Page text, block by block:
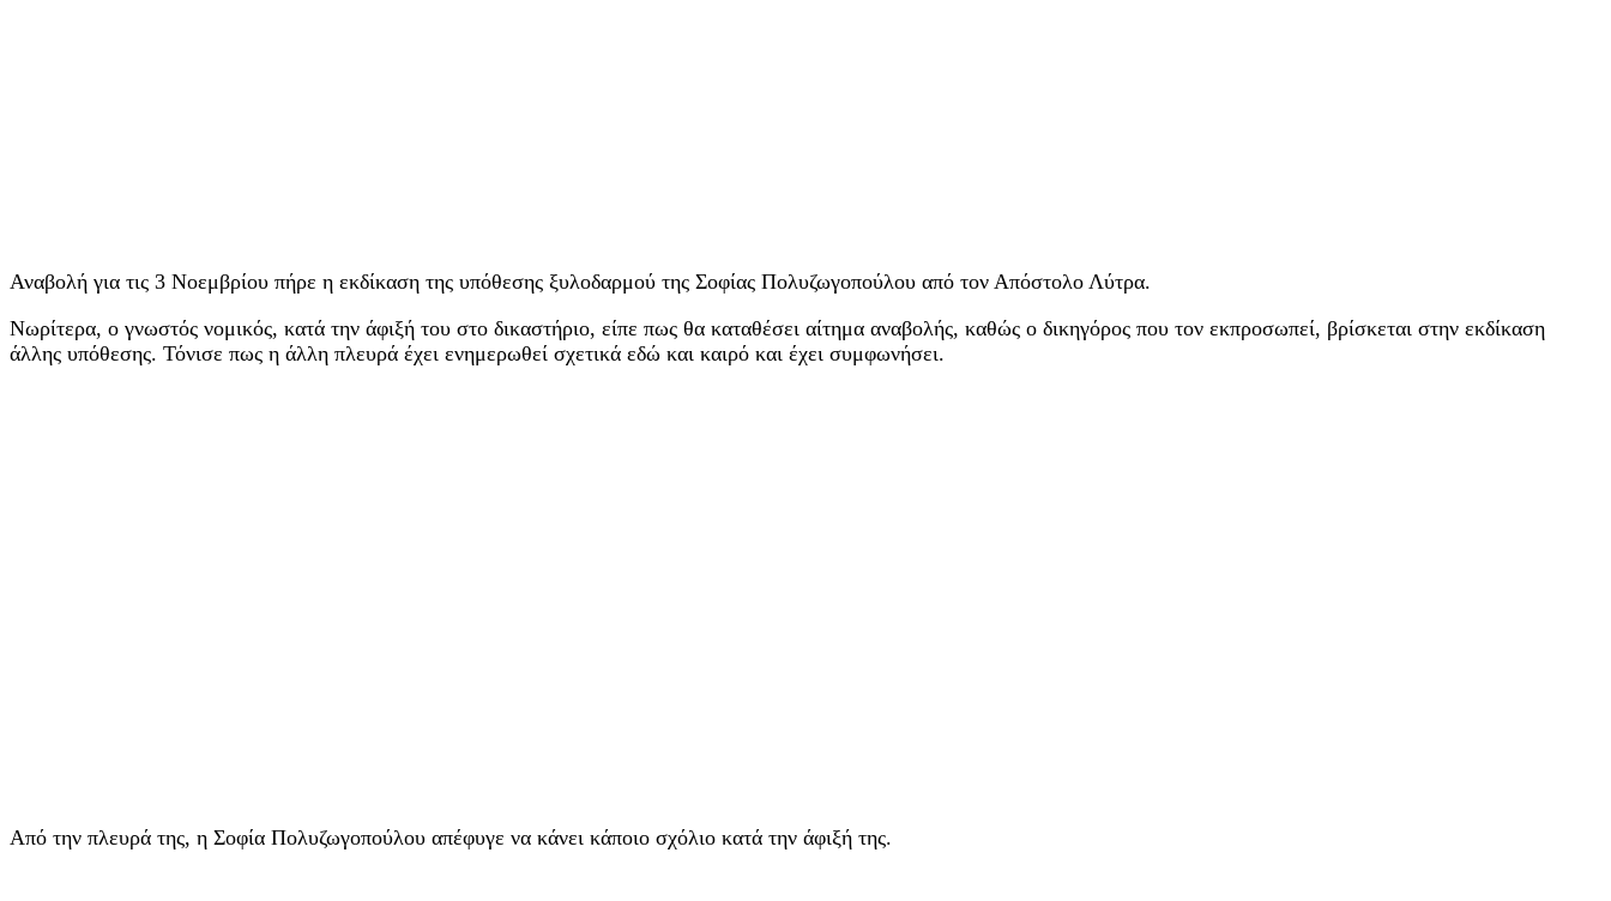
Αναβολή για τις 3 Νοεμβρίου πήρε η εκδίκαση της υπόθεσης ξυλοδαρμού της Σοφίας Πολυζωγοπούλου από τον Απόστολο Λύτρα.
Νωρίτερα, ο γνωστός νομικός, κατά την άφιξή του στο δικαστήριο, είπε πως θα καταθέσει αίτημα αναβολής, καθώς ο δικηγόρος που τον εκπροσωπεί, βρίσκεται στην εκδίκαση
άλλης υπόθεσης. Τόνισε πως η άλλη πλευρά έχει ενημερωθεί σχετικά εδώ και καιρό και έχει συμφωνήσει.
Από την πλευρά της, η Σοφία Πολυζωγοπούλου απέφυγε να κάνει κάποιο σχόλιο κατά την άφιξή της.